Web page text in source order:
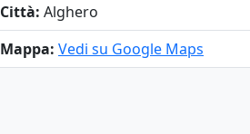
Città: Alghero
Mappa: Vedi su Google Maps